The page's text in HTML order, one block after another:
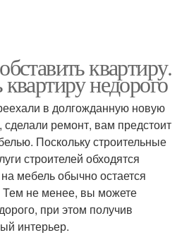
квартиру.
недорого
в долгожданную новую
ремонт, вам предстоит
Поскольку строительные
строителей обходятся
мебель обычно остается
Тем не менее, вы можете
при этом получив
интерьер.